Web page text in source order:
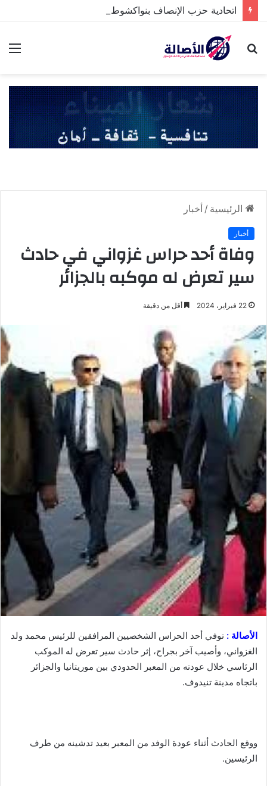
بحث
الرئيسية / أخبار
أخبار
وفاة أحد حراس غزواني في حادث
سير تعرض له موكبه بالجزائر
22 فبراير، 2024 أقل من دقيقة
الأصالة : توفي أحد الحراس الشخصيين المرافقين للرئيس محمد ولد
الغزواني، وأصيب آخر بجراح، إثر حادث سير تعرض له الموكب
الرئاسي خلال عودته من المعبر الحدودي بين موريتانيا والجزائر
باتجاه مدينة تنيدوف.
ووقع الحادث أثناء عودة الوفد من المعبر بعيد تدشينه من طرف
الرئيسين.